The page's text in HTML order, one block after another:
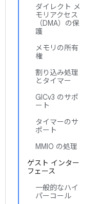
ダイレクト メ
モリアクセス
（DMA）の保
護
メモリの所有
権
割り込み処理
とタイマー
GICv3 のサポ
ート
タイマーのサ
ポート
MMIO の処理
ゲスト インター
フェース
一般的なハイ
パーコール